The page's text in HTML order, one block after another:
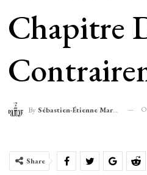
Chapitre
By Sébastien-Étienne Marechal
Share